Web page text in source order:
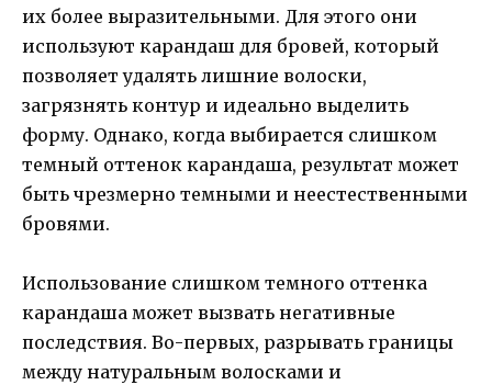
их более выразительными. Для этого они
используют карандаш для бровей, который
позволяет удалять лишние волоски,
загрязнять контур и идеально выделить
форму. Однако, когда выбирается слишком
темный оттенок карандаша, результат может
быть чрезмерно темными и неестественными
бровями.
Использование слишком темного оттенка
карандаша может вызвать негативные
последствия. Во-первых, разрывать границы
между натуральным волосками и